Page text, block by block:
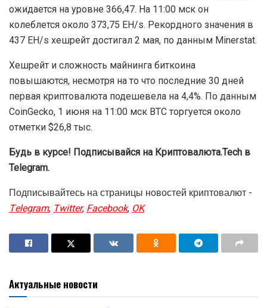
ожидается на уровне 366,47. На 11:00 мск он
колеблется около 373,75 EH/s. Рекордного значения в
437 EH/s хешрейт достигал 2 мая, по данным Minerstat.
Хешрейт и сложность майнинга биткоина
повышаются, несмотря на то что последние 30 дней
первая криптовалюта подешевела на 4,4%. По данным
CoinGecko, 1 июня на 11:00 мск BTC торгуется около
отметки $26,8 тыс.
Будь в курсе! Подписывайся на Криптовалюта.Tech в
Telegram.
Подписывайтесь на страницы новостей криптовалют -
Telegram, Twitter, Facebook, OK
Актуальные новости